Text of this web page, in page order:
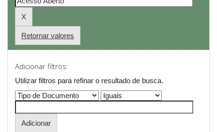
Retornar valores
Adicionar filtros:
Utilizar filtros para refinar o resultado de busca.